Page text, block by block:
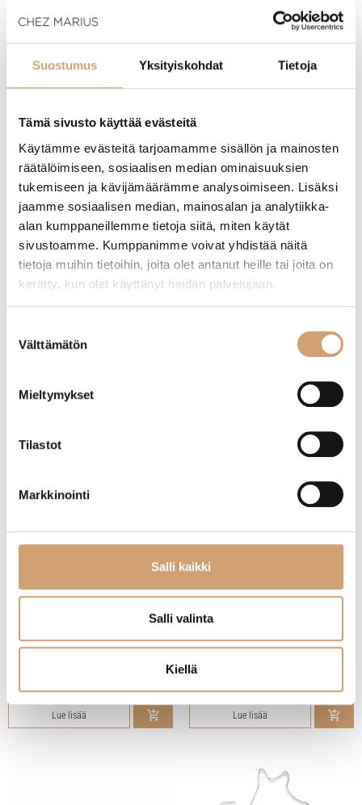
Suostumus Yksityiskohdat Tietoja
Tämä sivusto käyttää evästeitä
Käytämme evästeitä tarjoamamme sisällön ja mainosten
räätälöimiseen, sosiaalisen median ominaisuuksien
tukemiseen ja kävijämäärämme analysoimiseen. Lisäksi
jaamme sosiaalisen median, mainosalan ja analytiikka-
alan kumppaneillemme tietoja siitä, miten käytät
sivustoamme. Kumppanimme voivat yhdistää näitä
tietoja muihin tietoihin, joita olet antanut heille tai joita on
kerätty, kun olet käyttänyt heidän palvelujaan.
valinta
Välttämätön
Mieltymykset
Tilastot
Markkinointi
Salli kaikki
Salli valinta
Kiellä
4,50€
Martinex piparkakkumuotti, Nipsu 15cm
4,50€
Martinex keraaminen uunivuoka 14 x 14cm
Martinex piparkakkumuotti, muumimamma
13cm
Heti saatavilla verkkokaupasta
Lue lisää
Martinex piparkakkumuotti, hattivatti 7cm
4,50
Heti saatavilla verkkokaupasta
Lue lisää